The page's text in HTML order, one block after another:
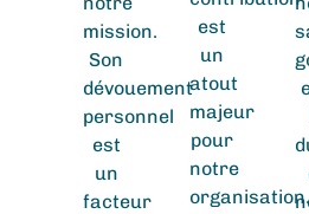
mission.
Son
dévouement
personnel
est
un
facteur
est
un
atout
majeur
pour
notre
organisation.